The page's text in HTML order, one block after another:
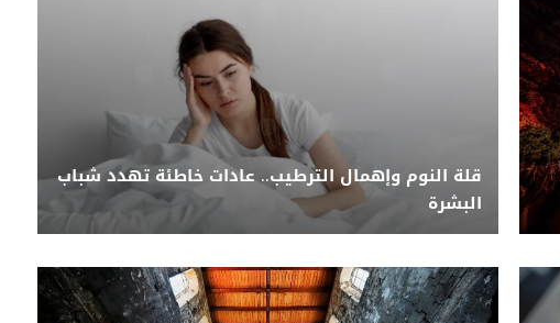
قلة النوم وإهمال الترطيب.. عادات خاطئة تهدد شباب
البشرة